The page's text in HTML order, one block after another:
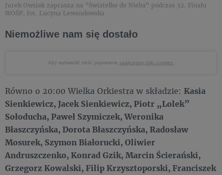
Jurek Owsiak zaprasza na "Światełko do Nieba" podczas 32. Finału
WOŚP, fot. Lucyna Lewandowska
Niemożliwe nam się dostało
Aby wyświetlić treść poprawnie zaakceptuj pliki cookies.
Równo o 20:00 Wielka Orkiestra w składzie: Kasia
Sienkiewicz, Jacek Sienkiewicz, Piotr „Lolek”
Sołoducha, Paweł Szymiczek, Weronika
Błaszczyńska, Dorota Błaszczyńska, Radosław
Mosurek, Szymon Białorucki, Oliwier
Andruszczenko, Konrad Gzik, Marcin Ścierański,
Grzegorz Kowalski, Filip Krzysztoporski, Franciszek